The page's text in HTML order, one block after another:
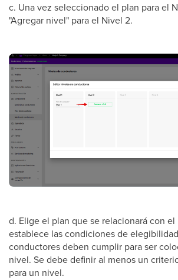
c. Una vez seleccionado el plan para el
"Agregar nivel" para el Nivel 2.
d. Elige el plan que se relacionará con el
establece las condiciones de
conductores deben cumplir para ser
nivel. Se debe definir al menos un
para un nivel.